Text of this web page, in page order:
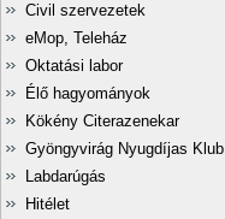
Civil szervezetek
eMop, Teleház
Oktatási labor
Élő hagyományok
Kökény Citerazenekar
Gyöngyvirág Nyugdíjas Klub
Labdarúgás
Hitélet